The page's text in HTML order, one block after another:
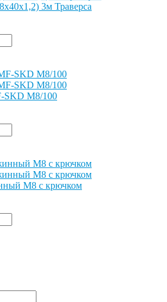
3м Траверса
SKD M8/100
М8 с крючком